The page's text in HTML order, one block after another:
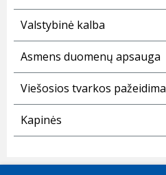
Valstybinė kalba
Asmens duomenų apsauga
Viešosios tvarkos
Kapinės